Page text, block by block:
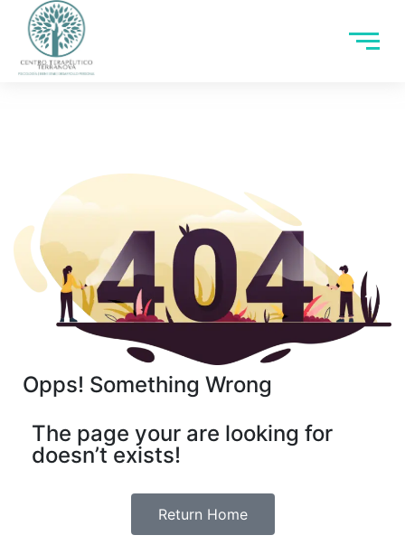
Opps! Something Wrong
The page your are looking for
doesn’t exists!
Return Home